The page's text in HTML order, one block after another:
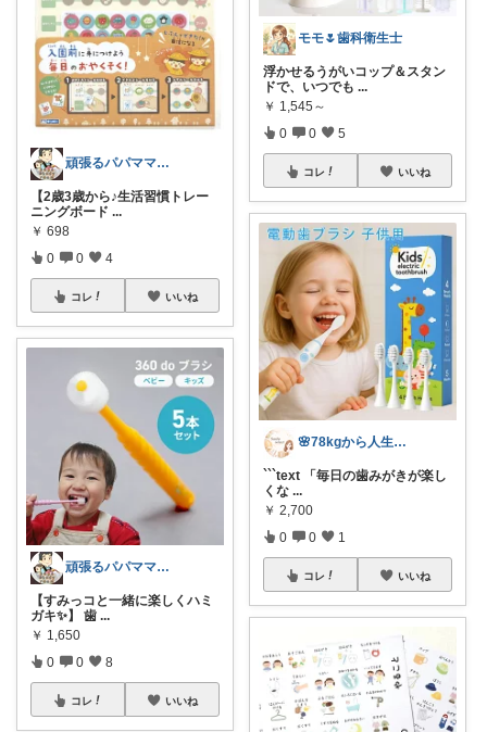
頑張るパパママ応援隊@育児・子供用品紹介
【2歳3歳から♪生活習慣トレー
ニングボード ...
￥ 698
0 0 4
コレ いいね
頑張るパパママ応援隊@育児・子供用品紹介
【すみっコと一緒に楽しくハミ
ガキ✨】 歯 ...
￥ 1,650
0 0 8
コレ いいね
モモ🌷歯科衛生士
浮かせるうがいコップ＆スタン
ドで、いつでも ...
￥ 1,545～
0 0 5
コレ いいね
🌸78kgから人生最後のダイエット挑戦
```text 「毎日の歯みがきが楽し
くな ...
￥ 2,700
0 0 1
コレ いいね